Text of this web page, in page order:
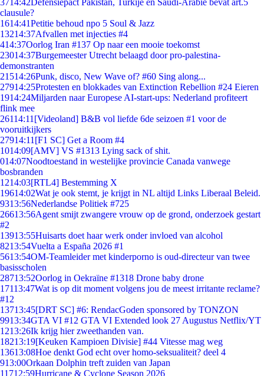
3714:42Defensiepact Pakistan, Turkije en Saudi-Arabië bevat art.5
clausule?
1614:41Petitie behoud npo 5 Soul & Jazz
13214:37Afvallen met injecties #4
414:37Oorlog Iran #137 Op naar een mooie toekomst
23014:37Burgemeester Utrecht belaagd door pro-palestina-
demonstranten
21514:26Punk, disco, New Wave of? #60 Sing along...
27914:25Protesten en blokkades van Extinction Rebellion #24 Eieren
1914:24Miljarden naar Europese AI-start-ups: Nederland profiteert
flink mee
26114:11 [Videoland] B&B vol liefde 6de seizoen #1 voor de
vooruitkijkers
27914:11 [F1 SC] Get a Room #4
1014:09[AMV] VS #1313 Lying sack of shit.
014:07Noodtoestand in westelijke provincie Canada vanwege
bosbranden
1214:03[RTL4] Bestemming X
19614:02Wat je ook stemt, je krijgt in NL altijd Links Liberaal Beleid.
9313:56Nederlandse Politiek #725
26613:56Agent smijt zwangere vrouw op de grond, onderzoek gestart
#2
13913:55Huisarts doet haar werk onder invloed van alcohol
8213:54Vuelta a España 2026 #1
5613:54OM-Teamleider met kinderporno is oud-directeur van twee
basisscholen
28713:52Oorlog in Oekraïne #1318 Drone baby drone
17113:47Wat is op dit moment volgens jou de meest irritante reclame?
#12
13713:45[DRT SC] #6: RendacGoden sponsored by TONZON
9913:34GTA VI #12 GTA VI Extended look 27 Augustus Netflix/YT
1213:26Ik krijg hier zweethanden van.
18213:19[Keuken Kampioen Divisie] #44 Vitesse mag weg
13613:08Hoe denkt God echt over homo-seksualiteit? deel 4
913:00Orkaan Dolphin treft zuiden van Japan
11712:59Hurricane & Cyclone Season 2026